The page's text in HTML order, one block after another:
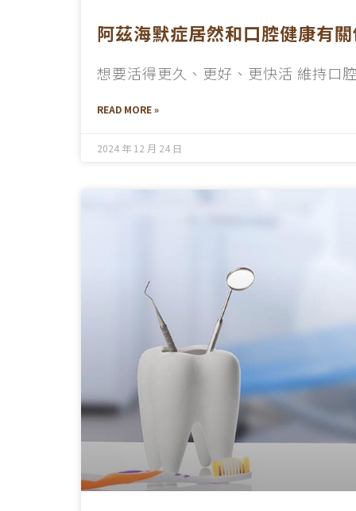
阿茲海默症居然和口腔健康有
想要活得更久、更好、更快活 維持口
READ MORE »
2024 年 12 月 24 日